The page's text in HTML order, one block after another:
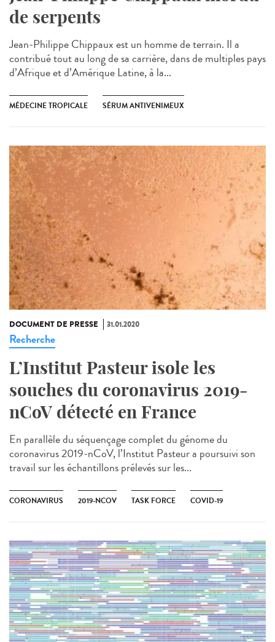
de serpents
Jean-Philippe Chippaux est un homme de terrain. Il a
contribué tout au long de sa carrière, dans de multiples pays
d’Afrique et d’Amérique Latine, à la...
MÉDECINE TROPICALE SÉRUM ANTIVENIMEUX
DOCUMENT DE PRESSE 31.01.2020
Recherche
L’Institut Pasteur isole les
souches du coronavirus 2019-
nCoV détecté en France
En parallèle du séquençage complet du génome du
coronavirus 2019-nCoV, l’Institut Pasteur a poursuivi son
travail sur les échantillons prélevés sur les...
CORONAVIRUS 2019-NCOV TASK FORCE COVID-19